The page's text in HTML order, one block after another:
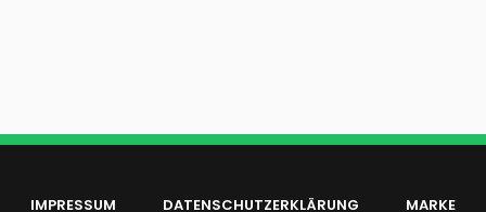
IMPRESSUM DATENSCHUTZERKLÄRUNG MARKE